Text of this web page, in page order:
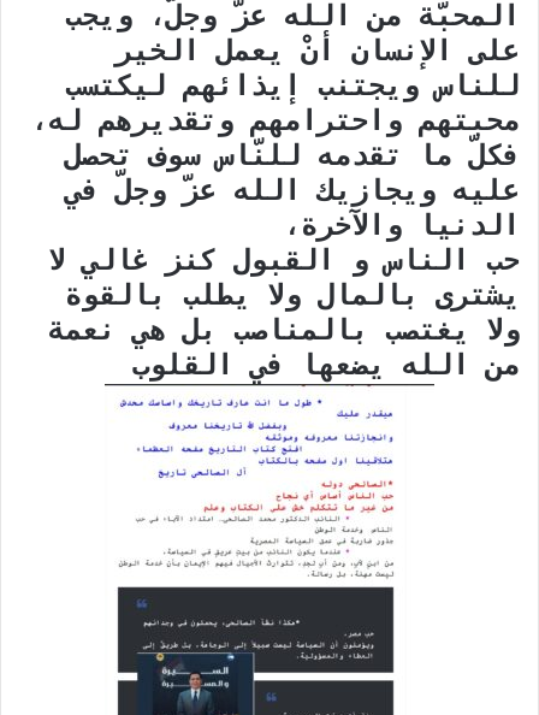
المحبّة من الله عزّ وجلّ، ويجب
على الإنسان أنْ يعمل الخير
للناس ويجتنب إيذائهم ليكتسب
محبتهم واحترامهم وتقديرهم له،
فكلّ ما تقدمه للنّاس سوف تحصل
عليه ويجازيك الله عزّ وجلّ في
الدنيا والآخرة،
حب الناس و القبول كنز غالي لا
يشترى بالمال ولا يطلب بالقوة
ولا يغتصب بالمناصب بل هي نعمة
من الله يضعها في القلوب